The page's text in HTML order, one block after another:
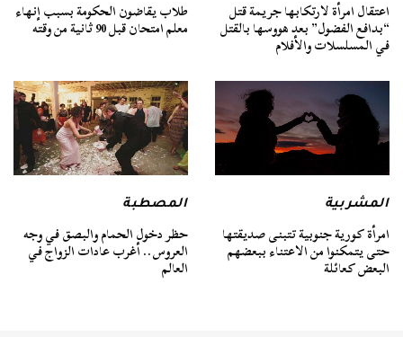
اعتقال امرأة لارتكابها جريمة قتل
“بدافع الفضول” بعد هووسها بالقتل
في المسلسلات والأفلام
طلاب يقاضون الحكومة بسبب إنهاء
معلم امتحان قبل 90 ثانية من وقته
المشربية
امرأة كورية جنوبية تتبنى صديقتها
حتى يتمكنوا من الاعتناء ببعضهم
البعض كعائلة
المصطبة
حظر دخول الحمام والبصق في وجه
العروس.. أغرب عادات الزواج في
العالم